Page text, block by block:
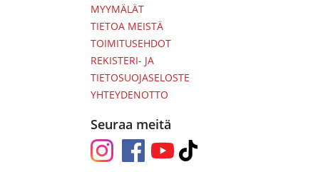
MYYMÄLÄT
TIETOA MEISTÄ
TOIMITUSEHDOT
REKISTERI- JA
TIETOSUOJASELOSTE
YHTEYDENOTTO
Seuraa meitä